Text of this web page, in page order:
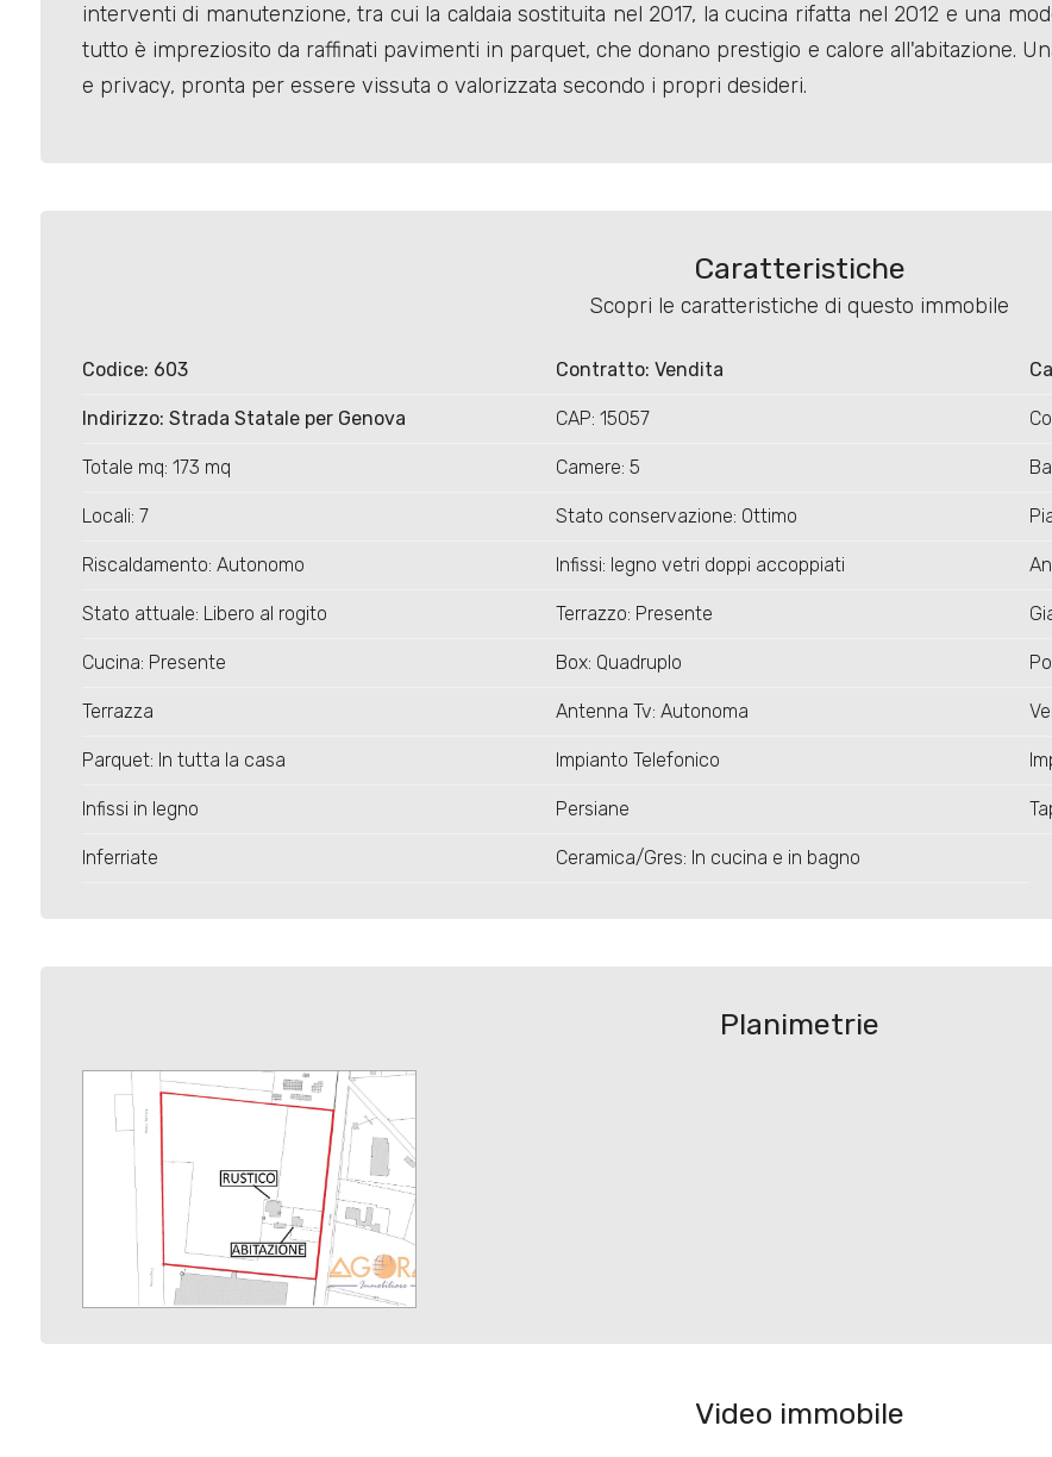
interventi di manutenzione, tra cui la caldaia sostituita nel 2017, la cucina rifatta nel 2012 e una
tutto è impreziosito da raffinati pavimenti in parquet, che donano prestigio e calore all'abitazione.
e privacy, pronta per essere vissuta o valorizzata secondo i propri desideri.
Caratteristiche
Scopri le caratteristiche di questo immobile
Codice: 603 Contratto: Vendita
Indirizzo: Strada Statale per Genova CAP: 15057
Totale mq: 173 mq Camere: 5
Locali: 7 Stato conservazione: Ottimo
Riscaldamento: Autonomo Infissi: legno vetri doppi accoppiati
Stato attuale: Libero al rogito Terrazzo: Presente
Cucina: Presente Box: Quadruplo
Terrazza Antenna Tv: Autonoma
Parquet: In tutta la casa Impianto Telefonico
Infissi in legno Persiane
Inferriate Ceramica/Gres: In cucina e in bagno
Planimetrie
Video immobile
Locali
minimi
Bagni
minimi
Qualsiasi
Qualsiasi